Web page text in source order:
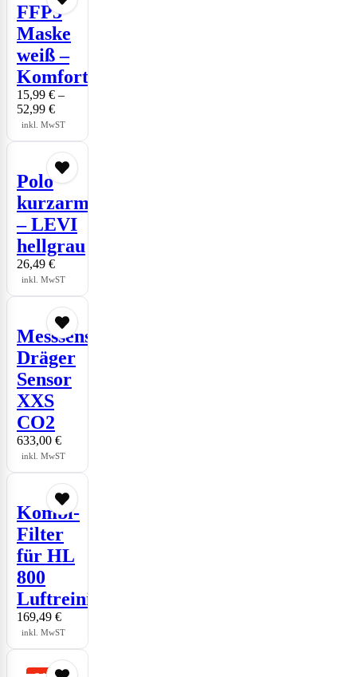
FFP3
Maske
weiß –
Komfort30
15,99 € –
52,99 €
inkl. MwST
Polo
kurzarm
– LEVI
hellgrau
26,49 €
inkl. MwST
Messsensor
Dräger
Sensor
XXS
CO2
633,00 €
inkl. MwST
Kombi-
Filter
für HL
800
Luftreiniger
169,49 €
inkl. MwST